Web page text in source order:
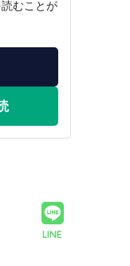
むことが
LINE